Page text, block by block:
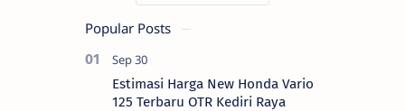
Popular Posts
Estimasi Harga New Honda Vario
125 Terbaru OTR Kediri Raya